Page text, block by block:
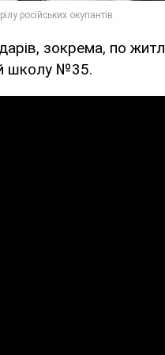
зокрема, по
школу №35.